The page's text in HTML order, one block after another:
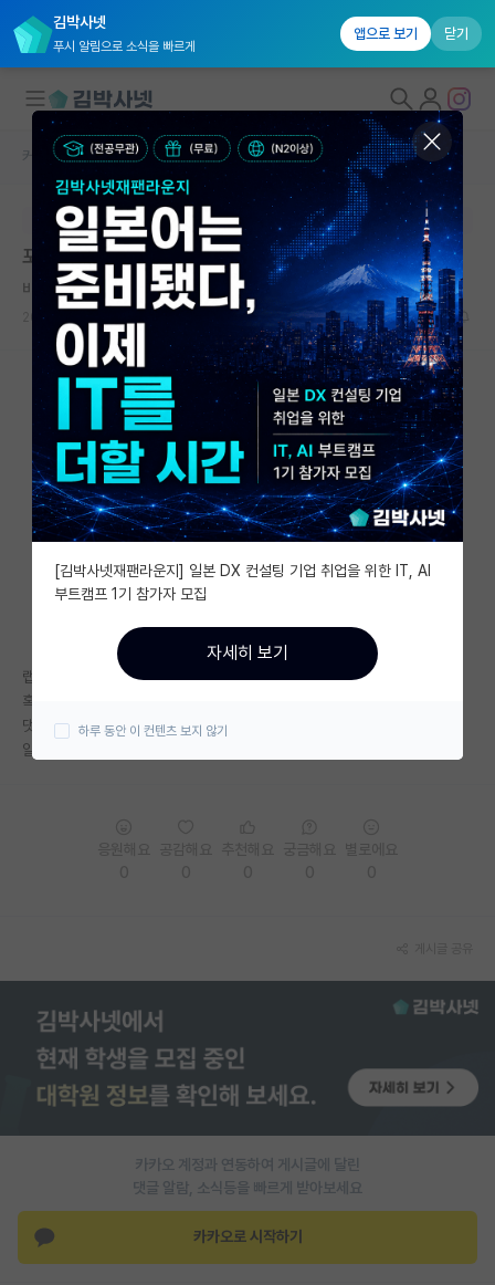
김박사넷
푸시 알림으로 소식을 빠르게
앱으로 보기 닫기
대학원생 모집
국내대학원 정보
연구실&오픈랩
커뮤니티
커뮤니티 홈
전체글보기
베스트 게시판
IF 명예의전당
자유 게시판(아무개랩)
미국 유학 게시판
미국 대학원 합격 후기 게시판
대학원생 모집 게시판
연구실(PI) 홍보 게시판
임용 후기 게시판
PI 전용 게시판
인문사회 계열 게시판
특수/전문대학원 게시판
반도체/AI 게시판
장학금/장학생 게시판
커뮤니티 홈 자유 게시판(아무개랩)
본문이 수정되지 않는 박제글입니다.
포스텍 물리학과 재학생 분 계신가요?
비관적인 정약용
2026.05.04
랩실 컨택 고민 중인데 홈페이지랑 구글 스칼라도 없는 교수님이 계셔서요.
혹시 신생랩인지, 아니면 다른 이유가 있는지 궁금합니다.
댓글 달아주시면 어떤 교수님인지 쪽지 드리겠습니다.
알아봐주시면 정말 감사하겠습니다.
카카오 계정과 연동하여 게시글에 달린
댓글 알람, 소식등을 빠르게 받아보세요
카카오로 시작하기
[김박사넷재팬라운지] 일본 DX 컨설팅 기업 취업을 위한 IT, AI
부트캠프 1기 참가자 모집
자세히 보기
하루 동안 이 컨텐츠 보지 않기